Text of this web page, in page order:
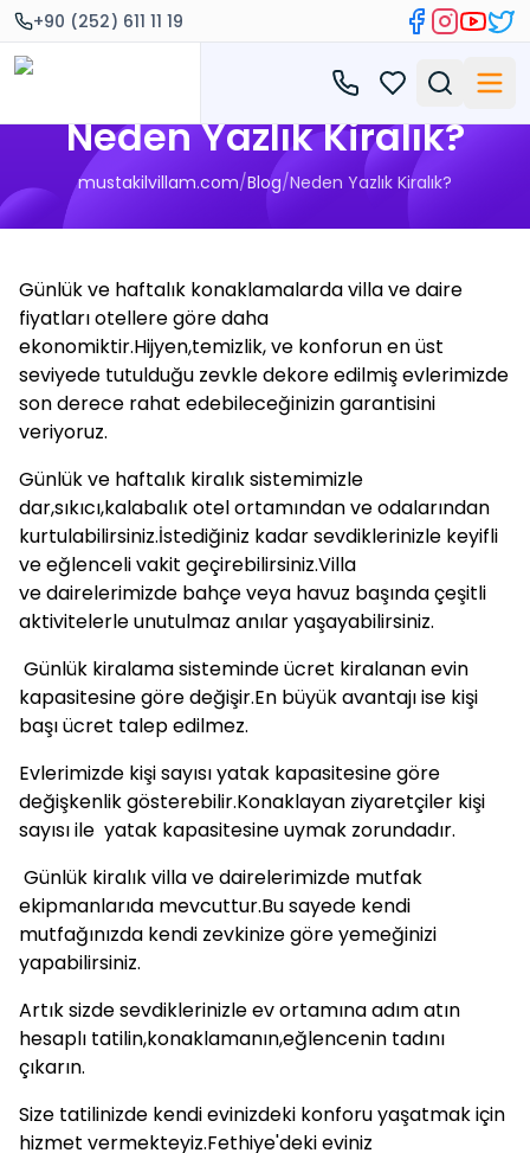
+90 (252) 611 11 19
Neden Yazlık Kiralık?
mustakilvillam.com/Blog/Neden Yazlık Kiralık?
Günlük ve haftalık konaklamalarda villa ve daire
fiyatları otellere göre daha
ekonomiktir.Hijyen,temizlik, ve konforun en üst
seviyede tutulduğu zevkle dekore edilmiş evlerimizde
son derece rahat edebileceğinizin garantisini
veriyoruz.
Günlük ve haftalık kiralık sistemimizle
dar,sıkıcı,kalabalık otel ortamından ve odalarından
kurtulabilirsiniz.İstediğiniz kadar sevdiklerinizle keyifli
ve eğlenceli vakit geçirebilirsiniz.Villa
ve dairelerimizde bahçe veya havuz başında çeşitli
aktivitelerle unutulmaz anılar yaşayabilirsiniz.
Günlük kiralama sisteminde ücret kiralanan evin
kapasitesine göre değişir.En büyük avantajı ise kişi
başı ücret talep edilmez.
Evlerimizde kişi sayısı yatak kapasitesine göre
değişkenlik gösterebilir.Konaklayan ziyaretçiler kişi
sayısı ile yatak kapasitesine uymak zorundadır.
Günlük kiralık villa ve dairelerimizde mutfak
ekipmanlarıda mevcuttur.Bu sayede kendi
mutfağınızda kendi zevkinize göre yemeğinizi
yapabilirsiniz.
Artık sizde sevdiklerinizle ev ortamına adım atın
hesaplı tatilin,konaklamanın,eğlencenin tadını
çıkarın.
Size tatilinizde kendi evinizdeki konforu yaşatmak için
hizmet vermekteyiz.Fethiye'deki eviniz